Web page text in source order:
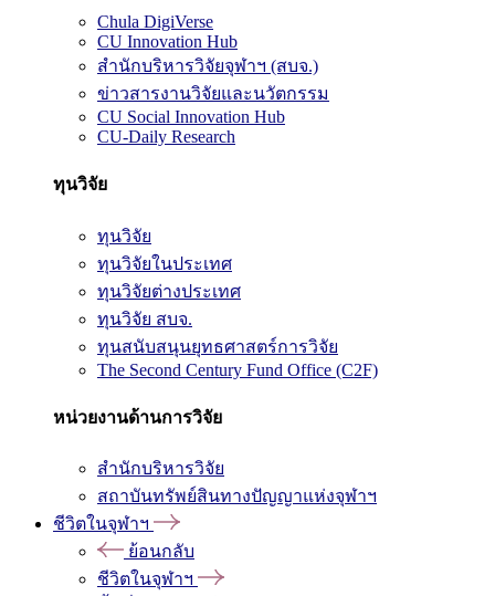
Chula DigiVerse
CU Innovation Hub
สำนักบริหารวิจัยจุฬาฯ (สบจ.)
ข่าวสารงานวิจัยและนวัตกรรม
CU Social Innovation Hub
CU-Daily Research
ทุนวิจัย
ทุนวิจัย
ทุนวิจัยในประเทศ
ทุนวิจัยต่างประเทศ
ทุนวิจัย สบจ.
ทุนสนับสนุนยุทธศาสตร์การวิจัย
The Second Century Fund Office (C2F)
หน่วยงานด้านการวิจัย
สำนักบริหารวิจัย
สถาบันทรัพย์สินทางปัญญาแห่งจุฬาฯ
ชีวิตในจุฬาฯ
ย้อนกลับ
ชีวิตในจุฬาฯ